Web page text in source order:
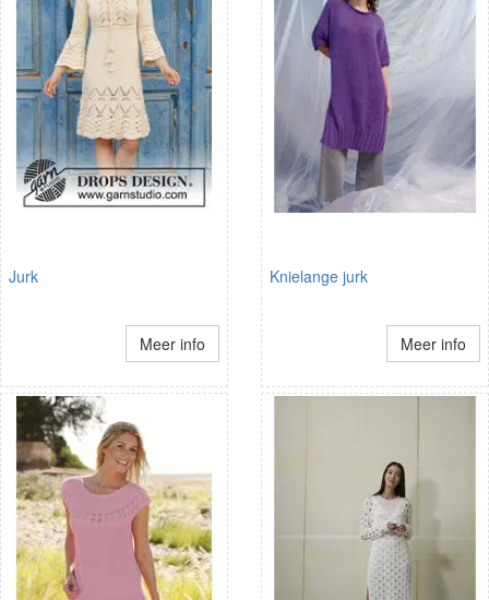
Jurk
Meer info
Knielange jurk
Meer info